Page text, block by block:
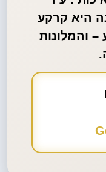
היא קרקע
– והמלונות